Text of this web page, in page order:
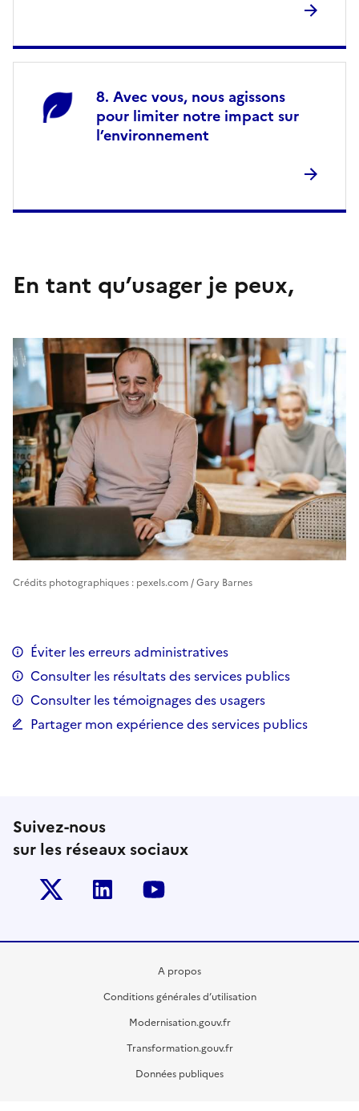
Avec vous, nous agissons
pour limiter notre impact sur
l’environnement
En tant qu’usager je peux,
Crédits photographiques : pexels.com / Gary Barnes
Éviter les erreurs administratives
Consulter les résultats des services publics
Consulter les témoignages des usagers
Partager mon expérience des services publics
Suivez-nous
sur les réseaux sociaux
Twitter-x Linkedin
A propos
Conditions générales d’utilisation
Modernisation.gouv.fr
Transformation.gouv.fr
Données publiques